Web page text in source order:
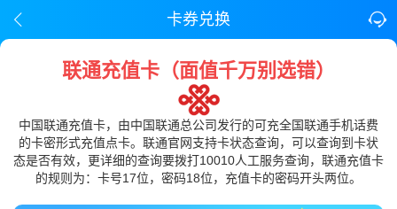
卡券兑换
联通充值卡（面值千万别选错）
中国联通充值卡，由中国联通总公司发行的可充全国联通手机话费
的卡密形式充值点卡。联通官网支持卡状态查询，可以查询到卡状
态是否有效，更详细的查询要拨打10010人工服务查询，联通充值卡
的规则为：卡号17位，密码18位，充值卡的密码开头两位。